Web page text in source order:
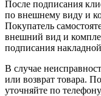
После подписания
по внешнему виду и
Покупатель
внешний вид и
подписания
В случае
или возврат товара.
уточняйте по